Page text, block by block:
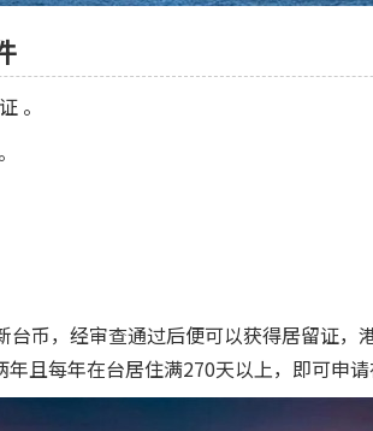
。
币，经审查通过后便可以获得居留证，
且每年在台居住满270天以上，即可申请